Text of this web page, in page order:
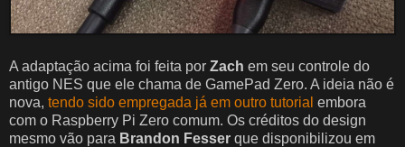
A adaptação acima foi feita por Zach em seu controle do
antigo NES que ele chama de GamePad Zero. A ideia não é
nova, tendo sido empregada já em outro tutorial embora
com o Raspberry Pi Zero comum. Os créditos do design
mesmo vão para Brandon Fesser que disponibilizou em